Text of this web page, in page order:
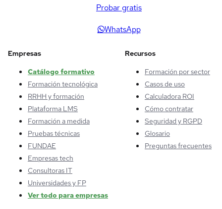
Probar gratis
WhatsApp
Empresas
Catálogo formativo
Formación tecnológica
RRHH y formación
Plataforma LMS
Formación a medida
Pruebas técnicas
FUNDAE
Empresas tech
Consultoras IT
Universidades y FP
Ver todo para empresas
Recursos
Formación por sector
Casos de uso
Calculadora ROI
Cómo contratar
Seguridad y RGPD
Glosario
Preguntas frecuentes